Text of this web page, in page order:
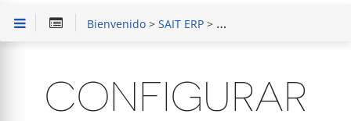
Bienvenido> SAIT ERP> Instalacion de
CONFIGURAR